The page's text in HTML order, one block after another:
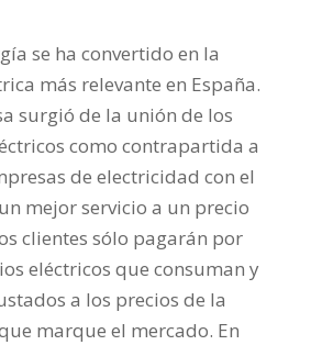
se ha convertido en la
más relevante en España.
surgió de la unión de los
como contrapartida a
de electricidad con el
mejor servicio a un precio
clientes sólo pagarán por
eléctricos que consuman y
a los precios de la
marque el mercado. En